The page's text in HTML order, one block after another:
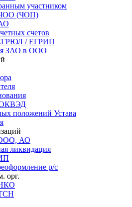
участником
ЧОО (ЧОП)
счетов
/ ЕГРИП
ЗАО в ООО
ОКВЭД
положений Устава
АО
ликвидация
р/с
орг.
НКО